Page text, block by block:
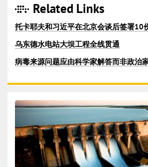
Related Links
托卡耶夫和习近平在北京会谈后签署10
乌东德水电站大坝工程全线贯通
病毒来源问题应由科学家解答而非政治